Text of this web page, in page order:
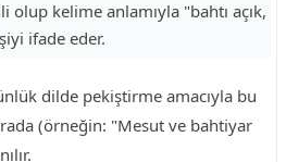
olup kelime anlamıyla "bahtı açık,
ifade eder.
dilde pekiştirme amacıyla bu
(örneğin: "Mesut ve bahtiyar